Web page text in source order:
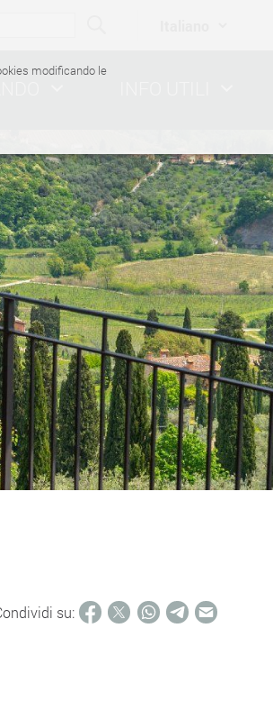
modificando le
su: